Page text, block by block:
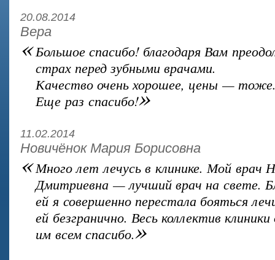
20.08.2014
Вера
«Большое спасибо! благодаря Вам
страх перед зубными врачами.
Качество очень хорошее, цены —
Еще раз спасибо!»
11.02.2014
Новичёнок Мария Борисовна
«Много лет лечусь в клинике. Мой врач
Дмитриевна — лучший врач на свете.
ей я совершенно перестала бояться
ей безгранично. Весь коллектив
им всем спасибо.»